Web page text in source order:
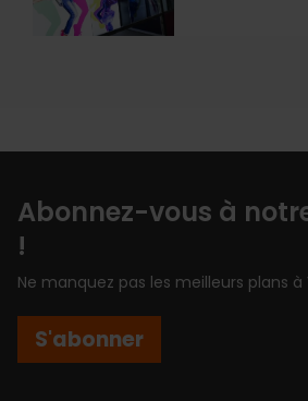
arte
Valencia
Abonnez-vous à
!
Ne manquez pas les meilleurs plans à
S'abonner